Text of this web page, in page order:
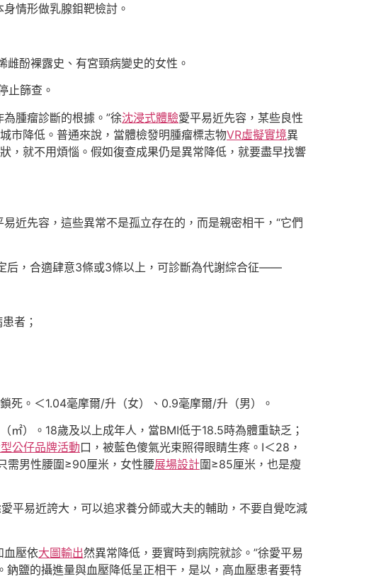
情形做乳腺鉬靶檢討。
酚裸露史、有宮頸病變史的女性。
止篩查。
腫瘤診斷的根據。”徐沈浸式體驗愛平易近先容，某些良性
市降低。普通來說，當體檢發明腫瘤標志物VR虛擬實境異
，就不用煩惱。假如復查成果仍是異常降低，就要盡早找響
近先容，這些異常不是孤立存在的，而是親密相干，“它們
后，合適肆意3條或3條以上，可診斷為代謝綜合征——
者；
死。＜1.04毫摩爾/升（女）、0.9毫摩爾/升（男）。
）。18歲及以上成年人，當BMI低于18.5時為體重缺乏；
公仔品牌活動口，被藍色傻氣光束照得眼睛生疼。I＜28，
需男性腰圍≥90厘米，女性腰展場設計圍≥85厘米，也是瘦
平易近誇大，可以追求養分師或大夫的輔助，不要自覺吃減
血壓依大圖輸出然異常降低，要實時到病院就診。”徐愛平易
鹽的攝進量與血壓降低呈正相干，是以，高血壓患者要特